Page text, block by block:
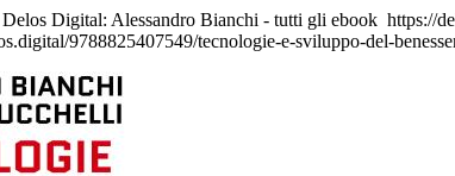
Delos Digital: Alessandro Bianchi - tutti gli ebook https://
9788825407549/tecnologie-e-sviluppo-del-